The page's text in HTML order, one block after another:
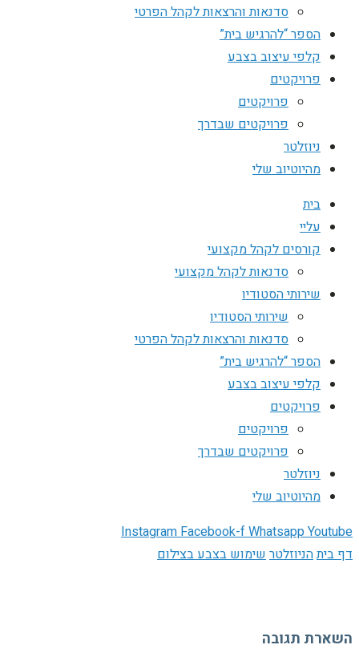
סדנאות והרצאות לקהל הפרטי
הספר “להרגיש בית”
קלפי עיצוב בצבע
פרויקטים
פרויקטים
פרויקטים שבדרך
ניוזלטר
מהיוטיוב שלי
בית
עליי
קורסים לקהל מקצועי
סדנאות לקהל מקצועי
שירותי הסטודיו
שירותי הסטודיו
סדנאות והרצאות לקהל הפרטי
הספר “להרגיש בית”
קלפי עיצוב בצבע
פרויקטים
פרויקטים
פרויקטים שבדרך
ניוזלטר
מהיוטיוב שלי
InstagramFacebook-fWhatsappYoutube
דף ביתהניוזלטרשימוש בצבע בצילום
השארת תגובה